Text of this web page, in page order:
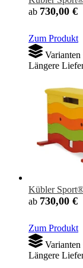
ab 730,00 €
Zum Produkt
Längere
Kübler
ab 730,00 €
Zum Produkt
Längere